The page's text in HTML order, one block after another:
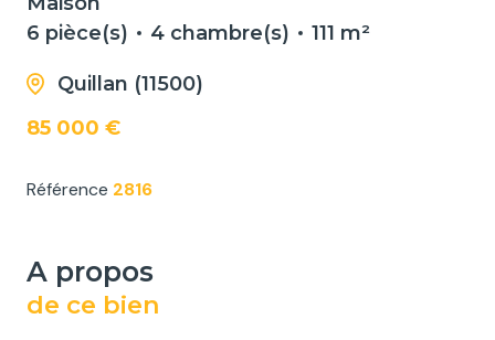
6 pièce(s)
4 chambre(s) 111 m²
Quillan (11500)
85 000 €
Référence 2816
a propos
de ce bien